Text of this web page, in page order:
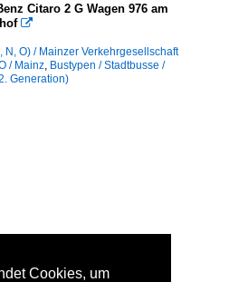
Citaro 2 G Wagen 976 am

O) / Mainzer Verkehrgesellschaft
/ Mainz, Bustypen / Stadtbusse /
Generation)
Cookies, um